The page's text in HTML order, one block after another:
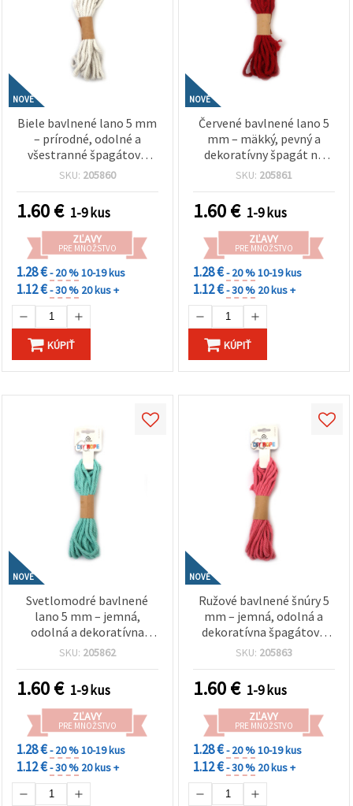
NOVÉ
Biele bavlnené lano 5 mm
– prírodné, odolné a
všestranné špagátové
lanko na tvorenie (cca 5
SKU: 205860
1.60€ 1-9 kus
ZĽAVY
PRE MNOŽSTVO
1.28 €- 20 %10-19 kus
1.12 €- 30 % 20 kus +
KÚPIŤ
NOVÉ
Červené bavlnené lano 5
mm – mäkký, pevný a
dekoratívny špagát na
tvorenie a macramé,
SKU: 205861
1.60€ 1-9 kus
ZĽAVY
PRE MNOŽSTVO
1.28 €- 20 %10-19 kus
1.12 €- 30 % 20 kus +
KÚPIŤ
NOVÉ
Svetlomodré bavlnené
lano 5 mm – jemná,
odolná a dekoratívna
šnúra na tvorenie, cca 5 m
SKU: 205862
1.60€ 1-9 kus
ZĽAVY
PRE MNOŽSTVO
1.28 €- 20 %10-19 kus
1.12 €- 30 % 20 kus +
NOVÉ
Ružové bavlnené šnúry 5
mm – jemná, odolná a
dekoratívna špagátová
šnúra na tvorenie, cca 5 m
SKU: 205863
1.60€ 1-9 kus
ZĽAVY
PRE MNOŽSTVO
1.28 €- 20 %10-19 kus
1.12 €- 30 % 20 kus +